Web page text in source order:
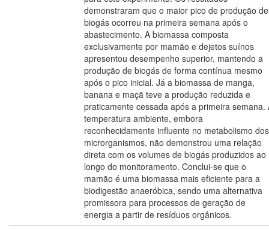
demonstraram que o maior pico de produção de
biogás ocorreu na primeira semana após o
abastecimento. A biomassa composta
exclusivamente por mamão e dejetos suínos
apresentou desempenho superior, mantendo a
produção de biogás de forma contínua mesmo
após o pico inicial. Já a biomassa de manga,
banana e maçã teve a produção reduzida e
praticamente cessada após a primeira semana.
temperatura ambiente, embora
reconhecidamente influente no metabolismo dos
microrganismos, não demonstrou uma relação
direta com os volumes de biogás produzidos ao
longo do monitoramento. Conclui-se que o
mamão é uma biomassa mais eficiente para a
biodigestão anaeróbica, sendo uma alternativa
promissora para processos de geração de
energia a partir de resíduos orgânicos.